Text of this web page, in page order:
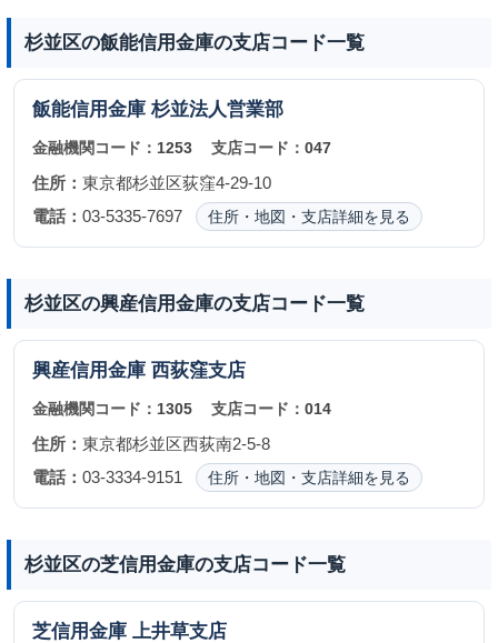
杉並区の飯能信用金庫の支店コード一覧
飯能信用金庫 杉並法人営業部
金融機関コード： 1253 支店コード：047
住所： 東京都杉並区荻窪4-29-10
電話： 03-5335-7697 住所・地図・支店詳細を見る
杉並区の興産信用金庫の支店コード一覧
興産信用金庫 西荻窪支店
金融機関コード： 1305 支店コード：014
住所： 東京都杉並区西荻南2-5-8
電話： 03-3334-9151 住所・地図・支店詳細を見る
杉並区の芝信用金庫の支店コード一覧
芝信用金庫 上井草支店